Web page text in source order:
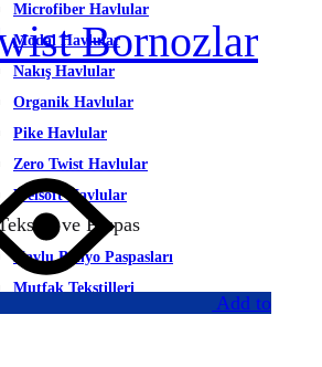
Microfiber Havlular
Modal Havlular
Nakış Havlular
Organik Havlular
Pike Havlular
Zero Twist Havlular
Welsoft Havlular
ve Paspas
Havlu Banyo Paspasları
Mutfak Tekstilleri
Bornozlar
Add to